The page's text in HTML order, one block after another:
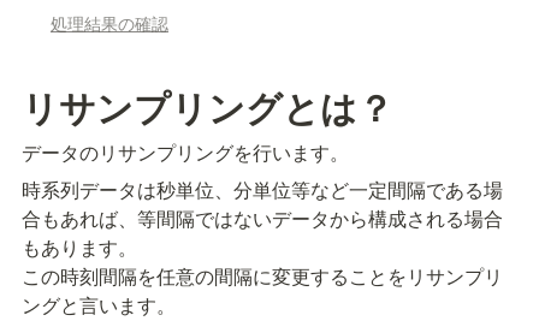
処理結果の確認
リサンプリングとは？
データのリサンプリングを行います。
時系列データは秒単位、分単位等など一定間隔である場
合もあれば、等間隔ではないデータから構成される場合
もあります。
この時刻間隔を任意の間隔に変更することをリサンプリ
ングと言います。